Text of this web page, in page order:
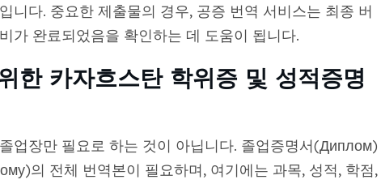
니다. 중요한 제출물의 경우, 공증 번역 서비스는 최종 버
가 완료되었음을 확인하는 데 도움이 됩니다.
한 카자흐스탄 학위증 및 성적증명
업장만 필요로 하는 것이 아닙니다. 졸업증명서(Диплом)
의 전체 번역본이 필요하며, 여기에는 과목, 성적, 학점,